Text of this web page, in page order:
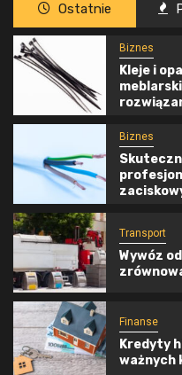
Ostatnie
Biznes
Kleje i
Biznes
Transport
Wywóz
Finanse
Kredyty
ważnych